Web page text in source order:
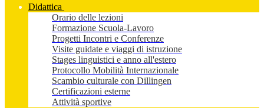
Didattica
Orario delle lezioni
Formazione Scuola-Lavoro
Progetti Incontri e Conferenze
Visite guidate e viaggi di istruzione
Stages linguistici e anno all'estero
Protocollo Mobilità Internazionale
Scambio culturale con Dillingen
Certificazioni esterne
Attività sportive